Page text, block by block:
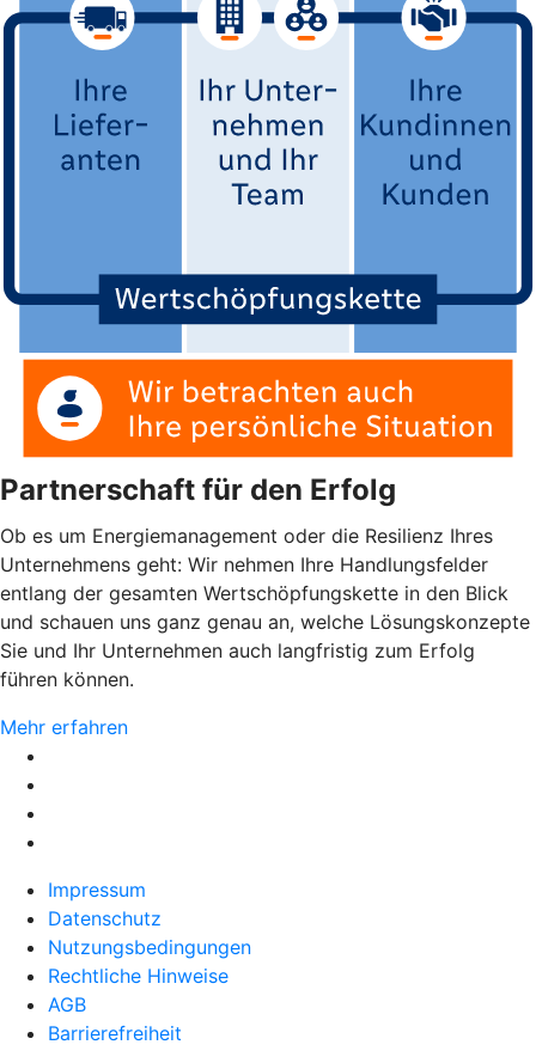
Partnerschaft für den Erfolg
Ob es um Energiemanagement oder die Resilienz Ihres
Unternehmens geht: Wir nehmen Ihre Handlungsfelder
entlang der gesamten Wertschöpfungskette in den Blick
und schauen uns ganz genau an, welche Lösungskonzepte
Sie und Ihr Unternehmen auch langfristig zum Erfolg
führen können.
Mehr erfahren
Impressum
Datenschutz
Nutzungsbedingungen
Rechtliche Hinweise
AGB
Barrierefreiheit